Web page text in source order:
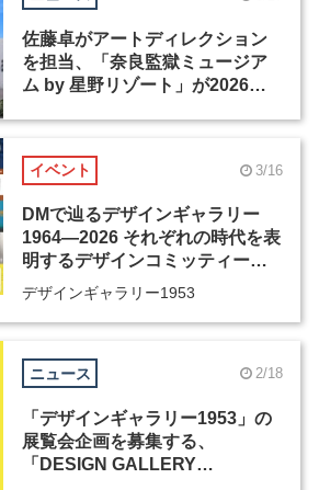
佐藤卓がアートディレクション
を担当、「奈良監獄ミュージア
ム by 星野リゾート」が2026年4
イベント 3/16
DMで辿るデザインギャラリー
1964―2026 それぞれの時代を表
明するデザインコミッティーの
活動歴、そしてその先へ
デザインギャラリー1953
ニュース 2/18
「デザインギャラリー1953」の
展覧会企画を募集する、
「DESIGN GALLERY